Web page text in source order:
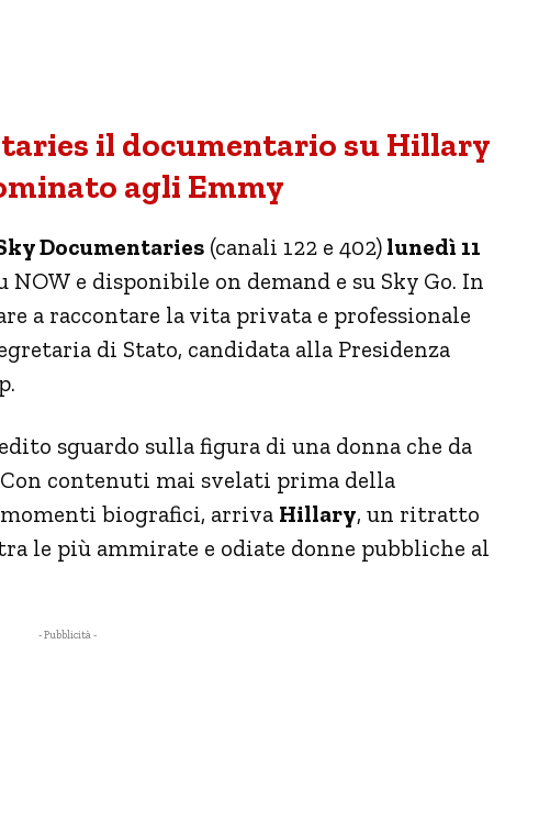
il documentario su Hillary
agli Emmy
Documentaries (canali 122 e 402) lunedì 11
e disponibile on demand e su Sky Go. In
a raccontare la vita privata e professionale
di Stato, candidata alla Presidenza
sguardo sulla figura di una donna che da
contenuti mai svelati prima della
momenti biografici, arriva Hillary, un ritratto
le più ammirate e odiate donne pubbliche al
- Pubblicità -